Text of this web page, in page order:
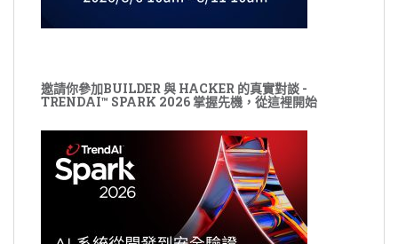
邀請你參加BUILDER 與 HACKER 的真實對談 -
TRENDAI™ SPARK 2026 掌握先機，從這裡開始